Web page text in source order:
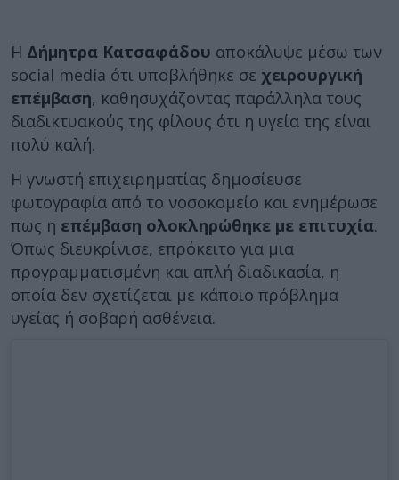
Η Δήμητρα Κατσαφάδου αποκάλυψε μέσω των
social media ότι υποβλήθηκε σε χειρουργική
επέμβαση, καθησυχάζοντας παράλληλα τους
διαδικτυακούς της φίλους ότι η υγεία της είναι
πολύ καλή.
Η γνωστή επιχειρηματίας δημοσίευσε
φωτογραφία από το νοσοκομείο και ενημέρωσε
πως η επέμβαση ολοκληρώθηκε με επιτυχία.
Όπως διευκρίνισε, επρόκειτο για μια
προγραμματισμένη και απλή διαδικασία, η
οποία δεν σχετίζεται με κάποιο πρόβλημα
υγείας ή σοβαρή ασθένεια.